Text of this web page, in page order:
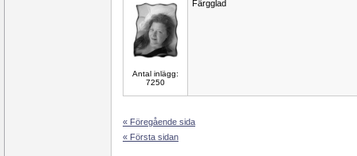
Antal inlägg:
7250
Färgglad
« Föregående sida
« Första sidan